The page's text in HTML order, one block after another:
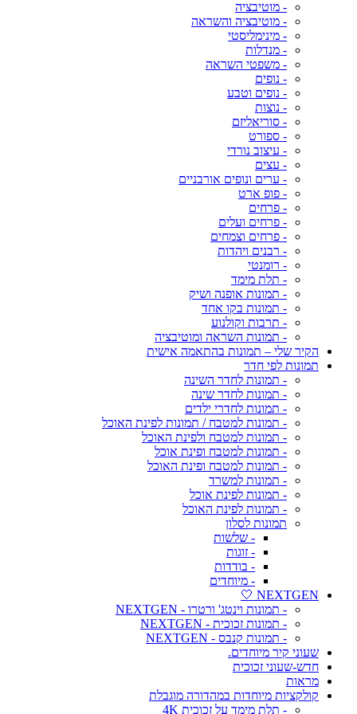
- מוטיבציה
- מוטיבציה והשראה
- מינימליסטי
- מנדלות
- משפטי השראה
- נופים
- נופים וטבע
- נוצות
- סוריאליזם
- ספורט
- עיצוב נורדי
- עצים
- ערים ונופים אורבניים
- פופ ארט
- פרחים
- פרחים ועלים
- פרחים וצמחים
- רבנים ויהדות
- רומנטי
- תלת מימד
- תמונות אופנה ושיק
- תמונות בקו אחד
- תרבות וקולנוע
- תמונות השראה ומוטיבציה
הקיר שלי – תמונות בהתאמה אישית
תמונות לפי חדר
- תמונות לחדר השינה
- תמונות לחדר שינה
- תמונות לחדרי ילדים
- תמונות למטבח / תמונות לפינת האוכל
- תמונות למטבח ולפינת האוכל
- תמונות למטבח ופינת אוכל
- תמונות למטבח ופינת האוכל
- תמונות למשרד
- תמונות לפינת אוכל
- תמונות לפינת האוכל
תמונות לסלון
- שלשות
- זוגות
- בודדות
- מיוחדים
NEXTGEN 🤍
- תמונות וינטג' ורטרו - NEXTGEN
- תמונות זכוכית - NEXTGEN
- תמונות קנבס - NEXTGEN
שעוני קיר מיוחדים.
חדש-שעוני זכוכית
מראות
קולקציות מיוחדות במהדורה מוגבלת
- תלת מימד על זכוכית 4K